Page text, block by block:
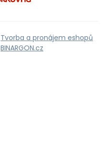
Tvorba a pronájem eshopů
BINARGON.cz